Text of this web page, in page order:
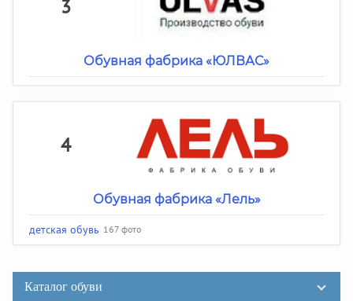
3
Обувная фабрика «ЮЛВАС»
4
Обувная фабрика «Лель»
детская обувь 167 фото
Каталог обуви